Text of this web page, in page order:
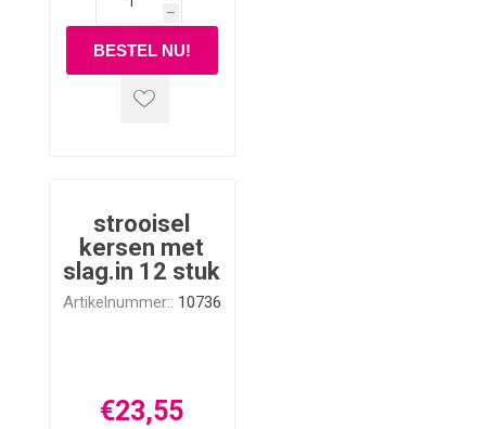
h
strooisel
kersen met
slag.in 12 stuk
Artikelnummer:: 10736
€23,55